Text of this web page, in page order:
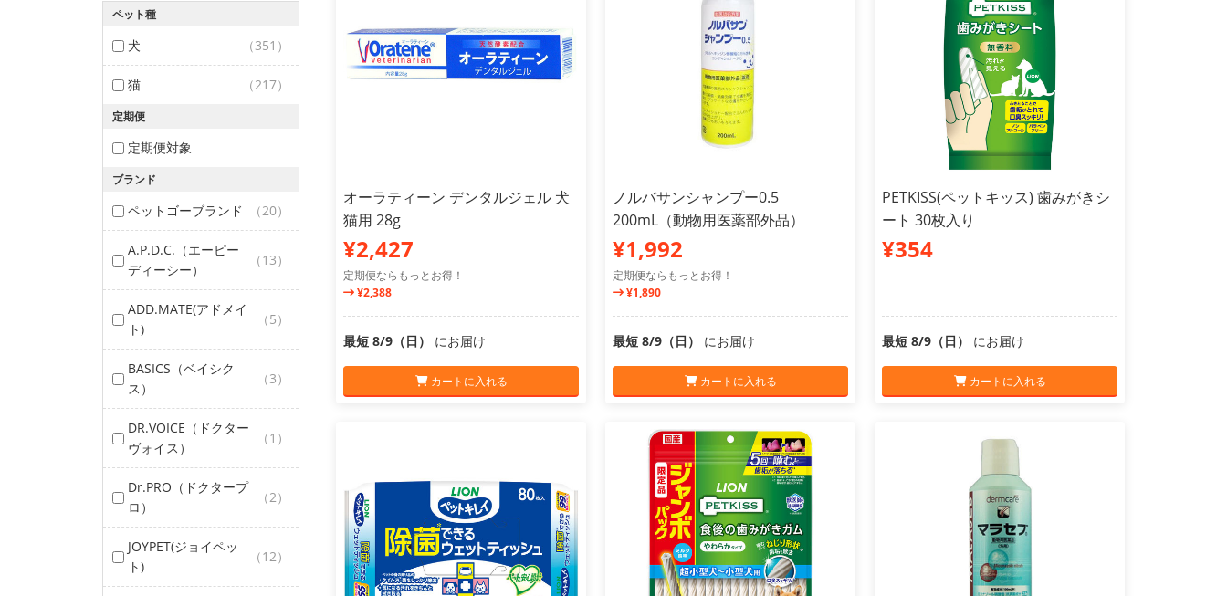
ペット種
犬 （351）
猫 （217）
定期便
定期便対象
ブランド
ペットゴーブランド （20）
A.P.D.C.（エーピー
ディーシー）
（13）
ADD.MATE(アドメイ
ト)
（5）
BASICS（ベイシク
ス）
（3）
DR.VOICE（ドクター
ヴォイス）
（1）
Dr.PRO（ドクタープ
ロ）
（2）
JOYPET(ジョイペッ
ト)
（12）
オーラティーン デンタルジェル 犬
猫用 28g
¥2,427
定期便ならもっとお得！
¥2,388
最短 8/9（日） にお届け
カートに入れる
ノルバサンシャンプー0.5
200mL（動物用医薬部外品）
¥1,992
定期便ならもっとお得！
¥1,890
最短 8/9（日） にお届け
カートに入れる
PETKISS(ペットキッス) 歯みがきシ
ート 30枚入り
¥354
最短 8/9（日） にお届け
カートに入れる